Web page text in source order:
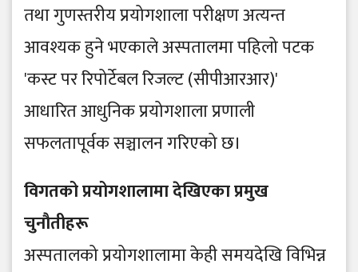
तथा गुणस्तरीय प्रयोगशाला परीक्षण अत्यन्त
आवश्यक हुने भएकाले अस्पतालमा पहिलो पटक
'कस्ट पर रिपोर्टेबल रिजल्ट (सीपीआरआर)'
आधारित आधुनिक प्रयोगशाला प्रणाली
सफलतापूर्वक सञ्चालन गरिएको छ।
विगतको प्रयोगशालामा देखिएका प्रमुख
चुनौतीहरू
अस्पतालको प्रयोगशालामा केही समयदेखि विभिन्न